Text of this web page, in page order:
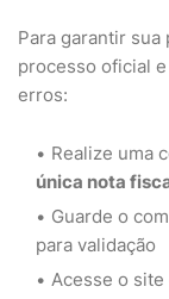
Para garantir
processo oficial
erros:
Realize uma
única nota
Guarde o
para validação
Acesse o site